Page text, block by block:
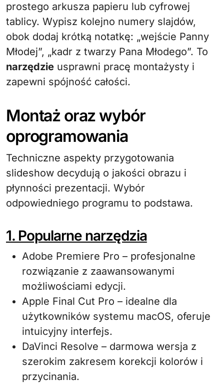
prostego arkusza papieru lub cyfrowej
tablicy. Wypisz kolejno numery slajdów,
obok dodaj krótką notatkę: „wejście Panny
Młodej”, „kadr z twarzy Pana Młodego”. To
narzędzie usprawni pracę montażysty i
zapewni spójność całości.
Montaż oraz wybór
oprogramowania
Techniczne aspekty przygotowania
slideshow decydują o jakości obrazu i
płynności prezentacji. Wybór
odpowiedniego programu to podstawa.
1. Popularne narzędzia
Adobe Premiere Pro – profesjonalne
rozwiązanie z zaawansowanymi
możliwościami edycji.
Apple Final Cut Pro – idealne dla
użytkowników systemu macOS, oferuje
intuicyjny interfejs.
DaVinci Resolve – darmowa wersja z
szerokim zakresem korekcji kolorów i
przycinania.